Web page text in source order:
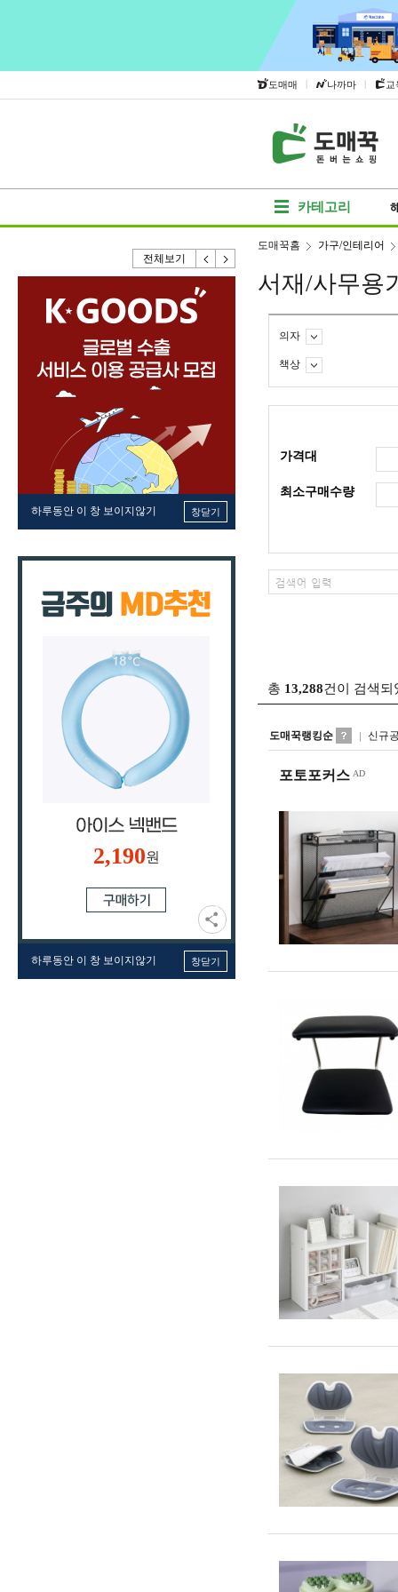
도매매 | 나까마 | 교
카테고리
전체보기
하루동안 이 창 보이지않기 창닫기
2,190원
하루동안 이 창 보이지않기 창닫기
도매꾹홈 가구/인테리어
서재/사무용
의자
책상
가격대
최소구매수량
총 13,288건이 검색되
도매꾹랭킹순 신규
포토포커스